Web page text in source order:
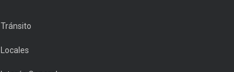
Tránsito
Locales